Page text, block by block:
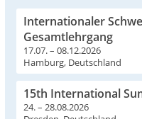
Internationaler
Gesamtlehrgang
17.07. – 08.12.2026
Hamburg, Deutschland
15th International
24. – 28.08.2026